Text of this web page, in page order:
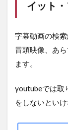
イット
字幕動画の検
冒頭映像、あ
ます。
youtubeでは取
をしないとい